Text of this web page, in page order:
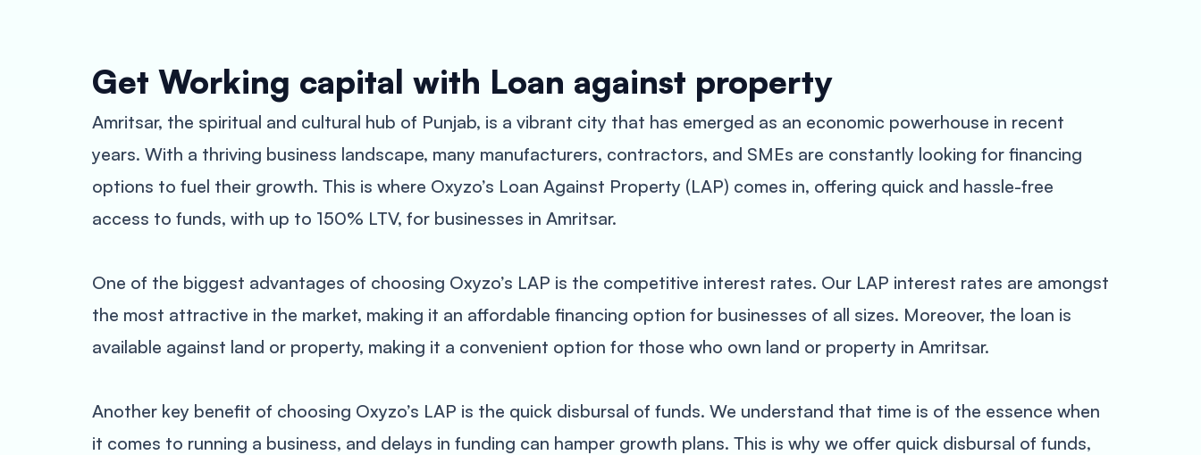
Get Working capital with Loan against property
Amritsar, the spiritual and cultural hub of Punjab, is a vibrant city that has emerged as an economic powerhouse in recent
years. With a thriving business landscape, many manufacturers, contractors, and SMEs are constantly looking for financing
options to fuel their growth. This is where Oxyzo’s Loan Against Property (LAP) comes in, offering quick and hassle-free
access to funds, with up to 150% LTV, for businesses in Amritsar.
One of the biggest advantages of choosing Oxyzo’s LAP is the competitive interest rates. Our LAP interest rates are amongst
the most attractive in the market, making it an affordable financing option for businesses of all sizes. Moreover, the loan is
available against land or property, making it a convenient option for those who own land or property in Amritsar.
Another key benefit of choosing Oxyzo’s LAP is the quick disbursal of funds. We understand that time is of the essence when
it comes to running a business, and delays in funding can hamper growth plans. This is why we offer quick disbursal of funds,